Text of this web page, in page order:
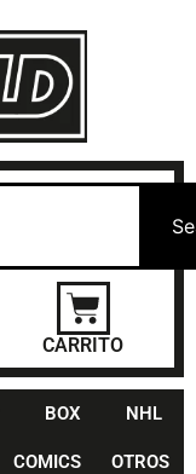
CARRITO
BOX NHL
COMICS OTROS